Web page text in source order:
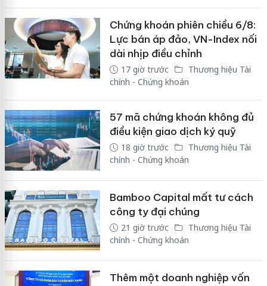
Chứng khoán phiên chiều 6/8:
Lực bán áp đảo, VN-Index nối
dài nhịp điều chỉnh
17 giờ trước
Thương hiệu Tài
chính - Chứng khoán
57 mã chứng khoán không đủ
điều kiện giao dịch ký quỹ
18 giờ trước
Thương hiệu Tài
chính - Chứng khoán
Bamboo Capital mất tư cách
công ty đại chúng
21 giờ trước
Thương hiệu Tài
chính - Chứng khoán
Thêm một doanh nghiệp vốn